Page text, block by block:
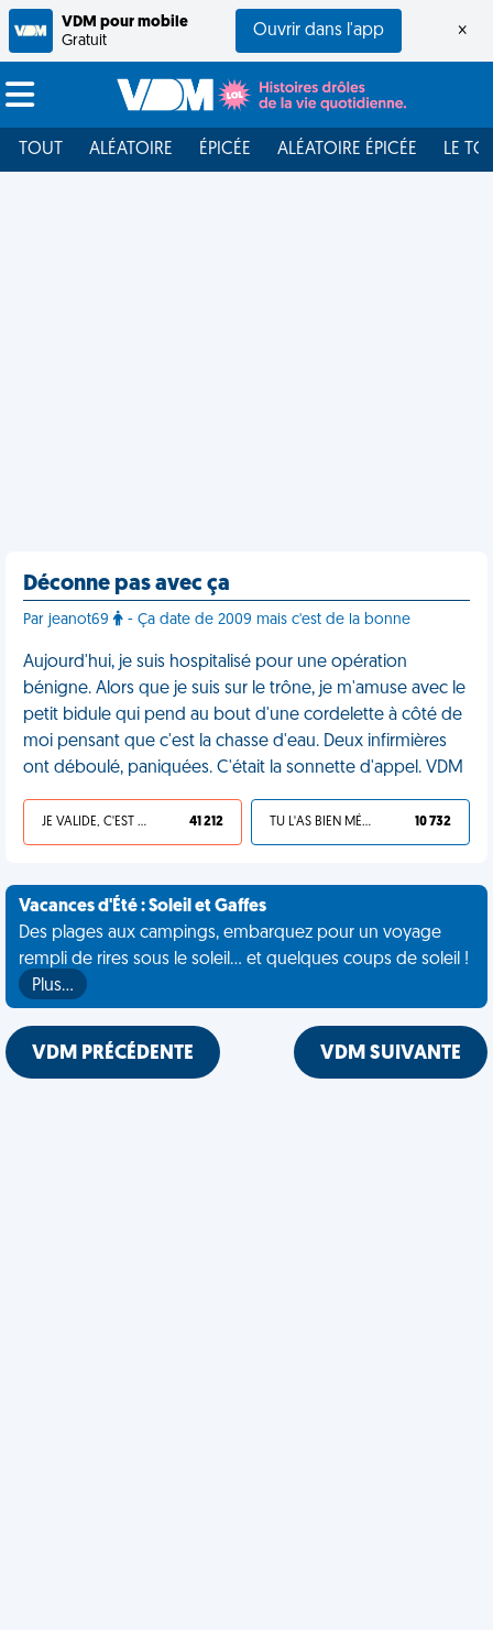
VDM pour mobile
Gratuit
Ouvrir dans l'app ×
TOUT ALÉATOIRE ÉPICÉE ALÉATOIRE ÉPICÉE LE
Déconne pas avec ça
Par jeanot69 - Ça date de 2009 mais c'est de la bonne
Aujourd'hui, je suis hospitalisé pour une opération
bénigne. Alors que je suis sur le trône, je m'amuse avec le
petit bidule qui pend au bout d'une cordelette à côté de
moi pensant que c'est la chasse d'eau. Deux infirmières
ont déboulé, paniquées. C'était la sonnette d'appel. VDM
JE VALIDE, C'EST UNE VDM 41 212 TU L'AS BIEN MÉRITÉ 10 732
Vacances d'Été : Soleil et Gaffes
Des plages aux campings, embarquez pour un voyage
rempli de rires sous le soleil... et quelques coups de soleil !
Plus…
VDM PRÉCÉDENTE VDM SUIVANTE